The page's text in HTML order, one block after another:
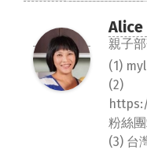
Alice
親子
(1)
(2)
粉絲團
(3) 台